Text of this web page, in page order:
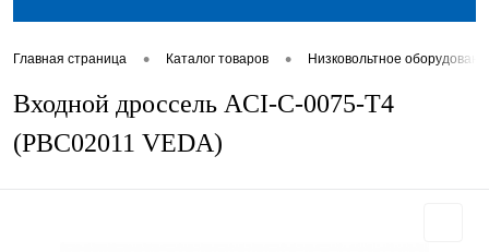
Главная страница • Каталог товаров • Низковольтное
Входной дроссель ACI-C-0075-T4
(PBC02011 VEDA)